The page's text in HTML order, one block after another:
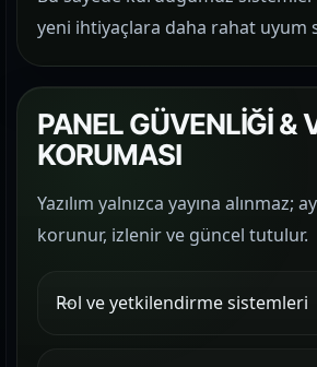
yeni ihtiyaçlara daha rahat uyum
PANEL GÜVENLİĞİ &
KORUMASI
Yazılım yalnızca yayına alınmaz;
korunur, izlenir ve güncel tutulur.
Rol ve yetkilendirme sistemleri